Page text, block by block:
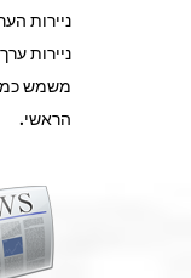
ניירות
ניירות
משמש
הראשי.